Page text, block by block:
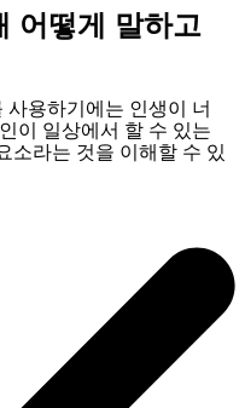
어떻게 말하고
용하기에는 인생이 너
이 일상에서 할 수 있는
소라는 것을 이해할 수 있